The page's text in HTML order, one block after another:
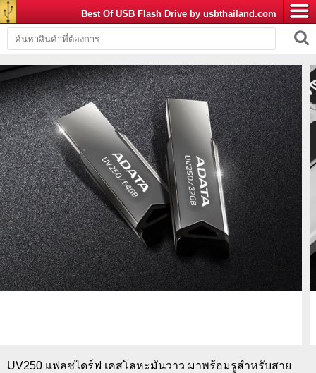
Best Of USB Flash Drive by usbthailand.com
UV250 แฟลชไดร์ฟ เคสโลหะมันวาว มาพร้อมรูสำหรับสาย